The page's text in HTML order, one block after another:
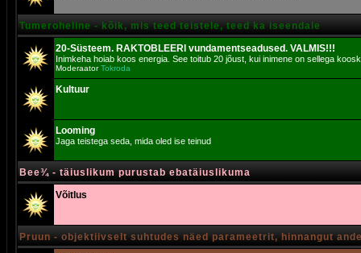
Tumeroheline - kõik, mis teed teistele, teed ka iseendale
20-Süsteem. RAKTOBLEERI vundamentseadused. VALMIS!!!
Inimkeha hoiab koos energia. See toitub 20 jõust, kui inimene on sellega
ModeraatorTokroda
Kultuur
Looming
Jaga teistega seda, mida oled ise teinud
Bee¾ - täiuslikum purustab ebatäiuslikuma
Võitlus
Pruun - objektiivselt suhtudes näed parameetrit, hinnangut